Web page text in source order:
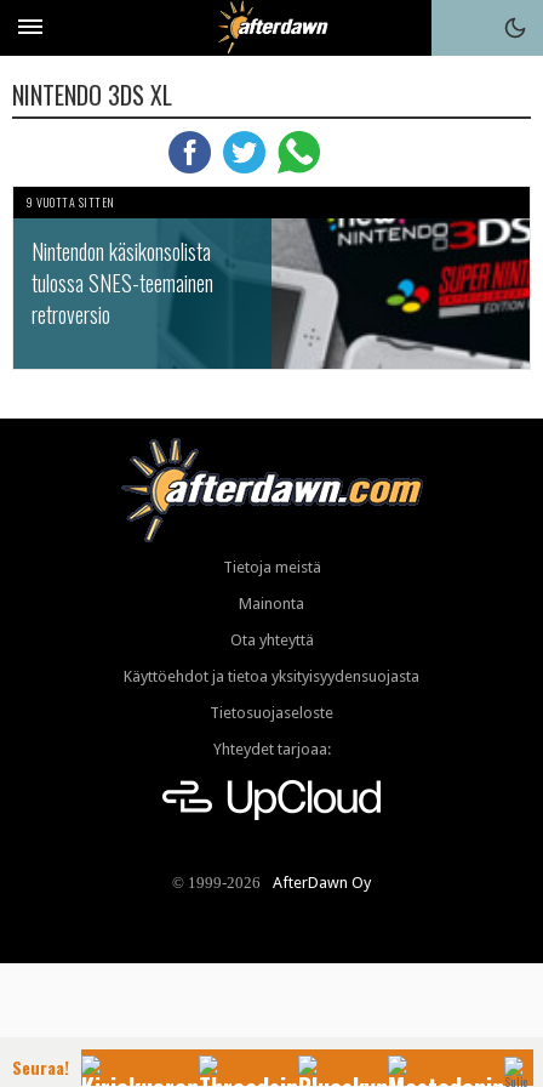
NINTENDO 3DS XL
9 VUOTTA SITTEN
Nintendon käsikonsolista
tulossa SNES-teemainen
retroversio
Tietoja meistä
Mainonta
Ota yhteyttä
Käyttöehdot ja tietoa yksityisyydensuojasta
Tietosuojaseloste
Yhteydet tarjoaa:
© 1999-2026 AfterDawn Oy
Seuraa!